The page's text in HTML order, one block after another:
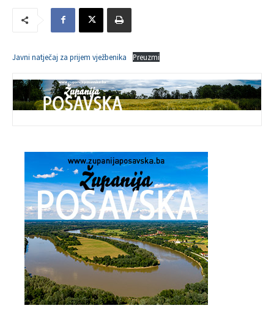
Javni natječaj za prijem vježbenika Preuzmi